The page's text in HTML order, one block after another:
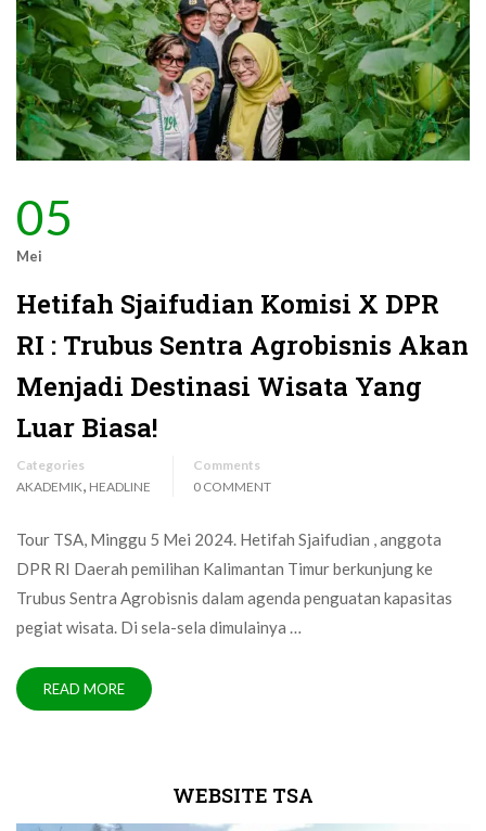
05
Mei
Hetifah Sjaifudian Komisi X DPR
RI : Trubus Sentra Agrobisnis Akan
Menjadi Destinasi Wisata Yang
Luar Biasa!
Categories
AKADEMIK, HEADLINE
Comments
0 COMMENT
Tour TSA, Minggu 5 Mei 2024. Hetifah Sjaifudian , anggota
DPR RI Daerah pemilihan Kalimantan Timur berkunjung ke
Trubus Sentra Agrobisnis dalam agenda penguatan kapasitas
pegiat wisata. Di sela-sela dimulainya …
READ MORE
WEBSITE TSA